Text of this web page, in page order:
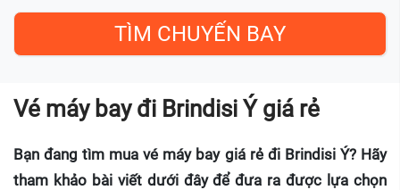
Vé máy bay đi Brindisi Ý giá rẻ
Bạn đang tìm mua vé máy bay giá rẻ đi Brindisi Ý? Hãy
tham khảo bài viết dưới đây để đưa ra được lựa chọn